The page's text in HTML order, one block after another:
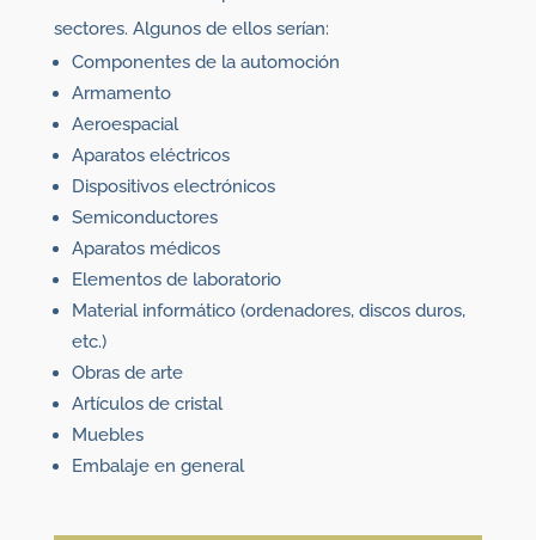
sectores. Algunos de ellos serían:
Componentes de la automoción
Armamento
Aeroespacial
Aparatos eléctricos
Dispositivos electrónicos
Semiconductores
Aparatos médicos
Elementos de laboratorio
Material informático (ordenadores, discos duros,
etc.)
Obras de arte
Artículos de cristal
Muebles
Embalaje en general